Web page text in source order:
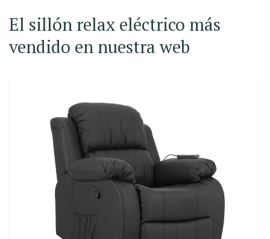
El sillón relax eléctrico más
vendido en nuestra web